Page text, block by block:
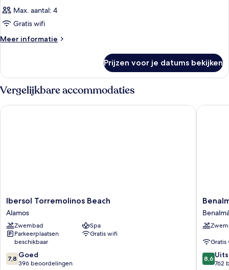
Max. aantal: 4
Gratis wifi
Meer informatie
Meer
Prijzen voor je datums bekijken
Vergelijkbare accommodaties
Ibersol
Torremolinos
Beach
Alamos
Ibersol Torremolinos Beach
Alamos
Zwembad
Spa
Parkeerplaatsen
beschikbaar
Gratis wifi
7.8
van
7,8 Goed
396 beoordelingen
Ibersol Torremolinos Beach
Benalma
Hotel
Costa
del
Costa
Gratis
8.6
van
8,6
762